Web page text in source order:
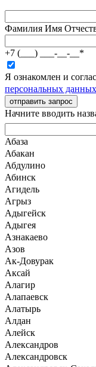
Фамилия Имя
+7 (___) ___-__-__ *
Я ознакомлен и
персональных
отправить запрос
Начните вводить
Абаза
Абакан
Абдулино
Абинск
Агидель
Агрыз
Адыгейск
Адыгея
Азнакаево
Азов
Ак-Довурак
Аксай
Алагир
Алапаевск
Алатырь
Алдан
Алейск
Александров
Александровск